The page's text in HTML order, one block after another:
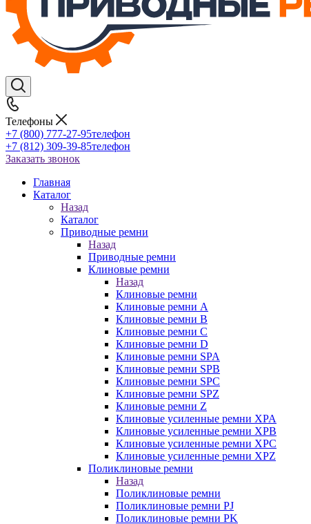
Телефоны
+7 (800) 777-27-95телефон
+7 (812) 309-39-85телефон
Заказать звонок
Главная
Каталог
Назад
Каталог
Приводные ремни
Назад
Приводные ремни
Клиновые ремни
Назад
Клиновые ремни
Клиновые ремни A
Клиновые ремни B
Клиновые ремни C
Клиновые ремни D
Клиновые ремни SPA
Клиновые ремни SPB
Клиновые ремни SPC
Клиновые ремни SPZ
Клиновые ремни Z
Клиновые усиленные ремни XPA
Клиновые усиленные ремни XPB
Клиновые усиленные ремни XPC
Клиновые усиленные ремни XPZ
Поликлиновые ремни
Назад
Поликлиновые ремни
Поликлиновые ремни PJ
Поликлиновые ремни PK